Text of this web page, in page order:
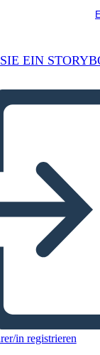
EIN
in registrieren